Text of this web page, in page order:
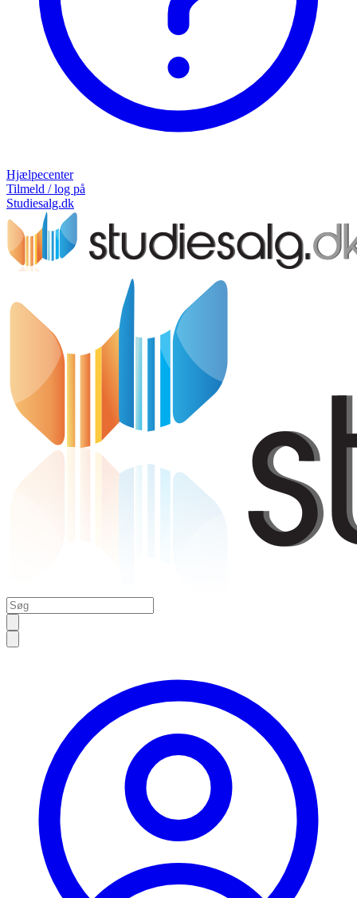
Hjælpecenter
Tilmeld / log på
Studiesalg.dk